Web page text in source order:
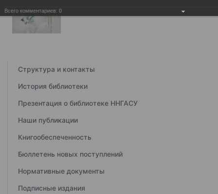
Структура и контакты
История библиотеки
Презентация о библиотеке ННГАСУ
Наши публикации
Книгообеспеченность
Бюллетень новых поступлений
Нормативные документы
Подписные издания
Всего комментариев: 0